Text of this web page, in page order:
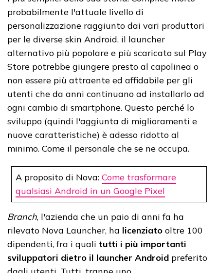
probabilmente l'attuale livello di
personalizzazione raggiunto dai vari produttori
per le diverse skin Android, il launcher
alternativo più popolare e più scaricato sul Play
Store potrebbe giungere presto al capolinea o
non essere più attraente ed affidabile per gli
utenti che da anni continuano ad installarlo ad
ogni cambio di smartphone. Questo perché lo
sviluppo (quindi l'aggiunta di miglioramenti e
nuove caratteristiche) è adesso ridotto al
minimo. Come il personale che se ne occupa.
A proposito di Nova: Come trasformare
qualsiasi Android in un Google Pixel
Branch, l'azienda che un paio di anni fa ha
rilevato Nova Launcher, ha licenziato oltre 100
dipendenti, fra i quali tutti i più importanti
sviluppatori dietro il launcher Android preferito